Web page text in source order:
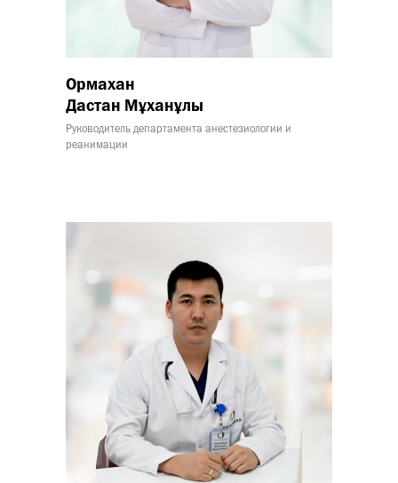
Ормахан
Дастан Мұханұлы
Руководитель департамента анестезиологии и
реанимации